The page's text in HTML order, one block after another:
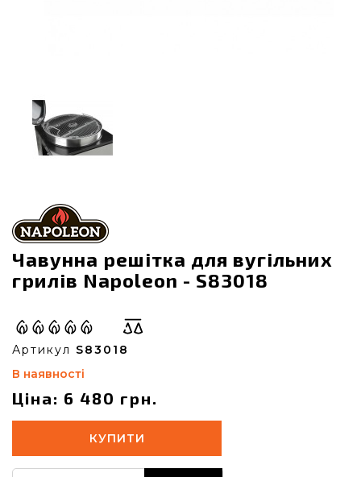
Чавунна решітка для вугільних
грилів Napoleon - S83018
Артикул S83018
В наявності
Ціна: 6 480 грн.
КУПИТИ